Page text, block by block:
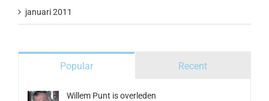
januari 2011
Popular Recent
Willem Punt is overleden